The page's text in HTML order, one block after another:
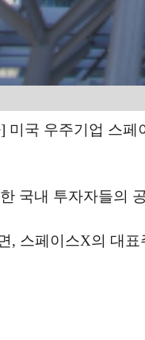
미국 우주기업 스페
국내 투자자들의
, 스페이스X의 대